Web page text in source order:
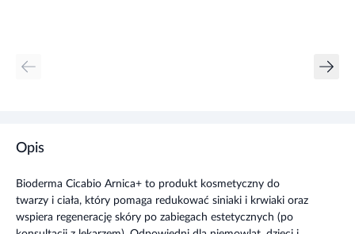
Opis
Bioderma Cicabio Arnica+ to produkt kosmetyczny do
twarzy i ciała, który pomaga redukować siniaki i krwiaki oraz
wspiera regenerację skóry po zabiegach estetycznych (po